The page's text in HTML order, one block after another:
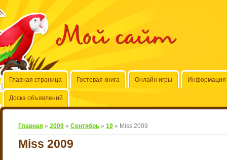
Мой сайт
Главная страница Гостевая книга Онлайн игры Информация
Доска объявлений
Главная » 2009 » Сентябрь » 19 » Miss 2009
Miss 2009